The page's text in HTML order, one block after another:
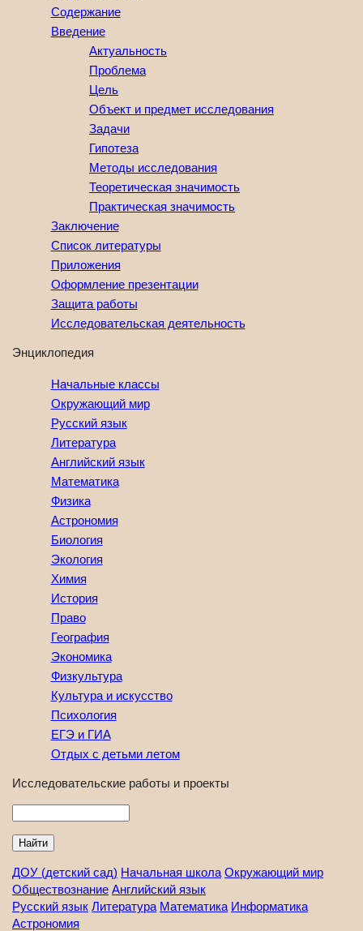
Содержание
Введение
Актуальность
Проблема
Цель
Объект и предмет исследования
Задачи
Гипотеза
Методы исследования
Теоретическая значимость
Практическая значимость
Заключение
Список литературы
Приложения
Оформление презентации
Защита работы
Исследовательская деятельность
Энциклопедия
Начальные классы
Окружающий мир
Русский язык
Литература
Английский язык
Математика
Физика
Астрономия
Биология
Экология
Химия
История
Право
География
Экономика
Физкультура
Культура и искусство
Психология
ЕГЭ и ГИА
Отдых с детьми летом
Исследовательские работы и проекты
ДОУ (детский сад) Начальная школа Окружающий мир
Обществознание Английский язык
Русский язык Литература Математика Информатика
Астрономия